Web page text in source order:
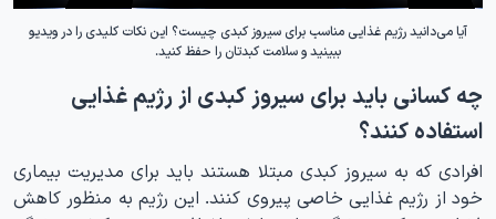
آیا می‌دانید رژیم غذایی مناسب برای سیروز کبدی چیست؟ این نکات کلیدی را در ویدیو
ببینید و سلامت کبدتان را حفظ کنید.
چه کسانی باید برای سیروز کبدی از رژیم غذایی
استفاده کنند؟
افرادی که به سیروز کبدی مبتلا هستند باید برای مدیریت بیماری
خود از رژیم غذایی خاصی پیروی کنند. این رژیم به منظور کاهش